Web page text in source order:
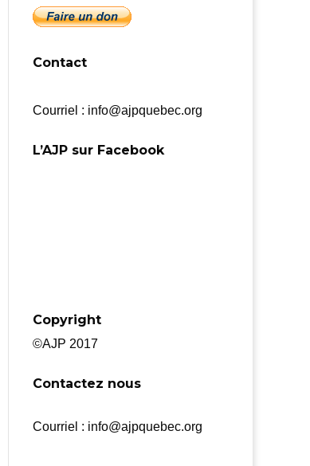
Contact
Courriel : info@ajpquebec.org
L’AJP sur Facebook
Copyright
©AJP 2017
Contactez nous
Courriel : info@ajpquebec.org